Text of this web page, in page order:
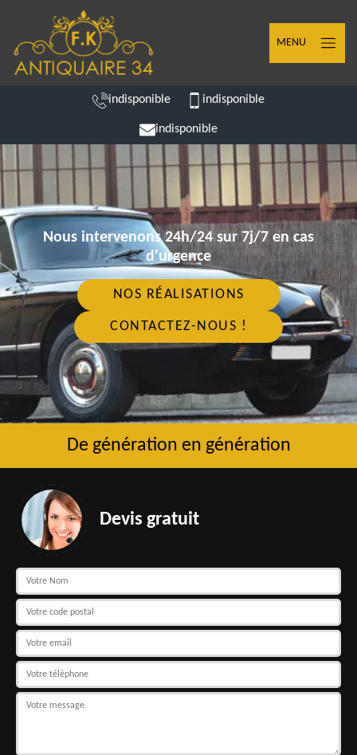
MENU
indisponible indisponible
indisponible
Nous intervenons 24h/24 sur 7j/7 en cas
d'urgence
NOS RÉALISATIONS
CONTACTEZ-NOUS !
De génération en génération
Devis gratuit